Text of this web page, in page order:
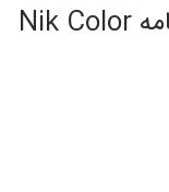
معرفی فیلتر Soft Focus برنامه Nik Color